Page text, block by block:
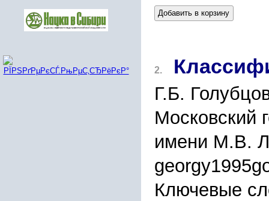
Добавить в корзину
2.
Г.Б.
Московский
имени М.В.
Ключевые